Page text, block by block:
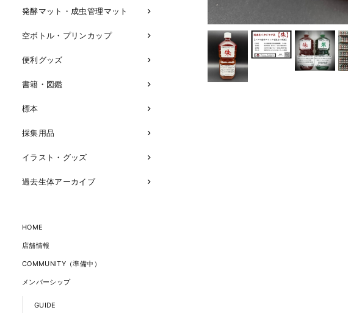
発酵マット・成虫管理マット
空ボトル・プリンカップ
便利グッズ
書籍・図鑑
標本
採集用品
イラスト・グッズ
過去生体アーカイブ
HOME
店舗情報
COMMUNITY（準備中）
メンバーシップ
GUIDE